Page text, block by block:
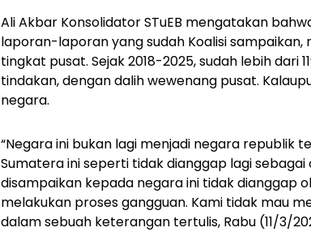
Ali Akbar Konsolidator STuEB mengatakan
laporan-laporan yang sudah Koalisi
tingkat pusat. Sejak 2018-2025, sudah lebih dari
tindakan, dengan dalih wewenang pusat.
negara.
“Negara ini bukan lagi menjadi negara republik
Sumatera ini seperti tidak dianggap lagi
disampaikan kepada negara ini tidak dianggap
melakukan proses gangguan. Kami tidak mau
dalam sebuah keterangan tertulis, Rabu (11/3/